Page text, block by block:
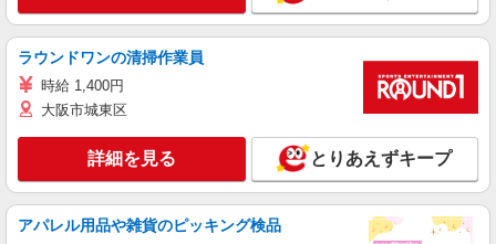
ラウンドワンの清掃作業員
時給 1,400円
大阪市城東区
詳細を見る とりあえずキープ
アパレル用品や雑貨のピッキング検品